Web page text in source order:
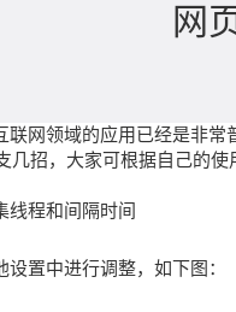
网
联网领域的应用已经是非常
几招，大家可根据自己的
线程和间隔时间
置中进行调整，如下图：